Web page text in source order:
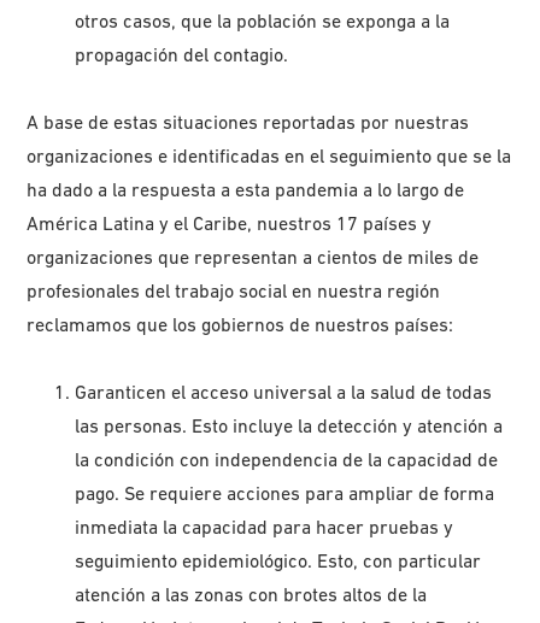
otros casos, que la población se exponga a la
propagación del contagio.
A base de estas situaciones reportadas por nuestras
organizaciones e identificadas en el seguimiento que se la
ha dado a la respuesta a esta pandemia a lo largo de
América Latina y el Caribe, nuestros 17 países y
organizaciones que representan a cientos de miles de
profesionales del trabajo social en nuestra región
reclamamos que los gobiernos de nuestros países:
Garanticen el acceso universal a la salud de todas
las personas. Esto incluye la detección y atención a
la condición con independencia de la capacidad de
pago. Se requiere acciones para ampliar de forma
inmediata la capacidad para hacer pruebas y
seguimiento epidemiológico. Esto, con particular
atención a las zonas con brotes altos de la